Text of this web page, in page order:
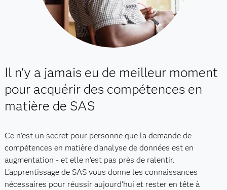
Il n'y a jamais eu de meilleur moment
pour acquérir des compétences en
matière de SAS
Ce n'est un secret pour personne que la demande de
compétences en matière d'analyse de données est en
augmentation - et elle n'est pas près de ralentir.
L'apprentissage de SAS vous donne les connaissances
nécessaires pour réussir aujourd'hui et rester en tête à